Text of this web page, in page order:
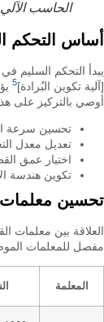
الحاسب الآلي
أساس التحكم
يبدأ التحكم السليم في
[آلية تكوين البُرادة]5
أوصي بالتركيز على
تحسين سرعة
تعديل معدل
اختيار عمق
تكوين هندسة
تحسين
العلاقة بين معلمات
مفصل للمعلمات الموصى
المعلمة